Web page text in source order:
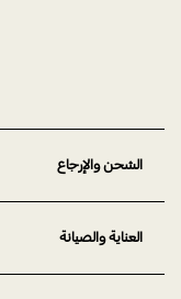
الشحن والإرجاع
العناية والصيانة